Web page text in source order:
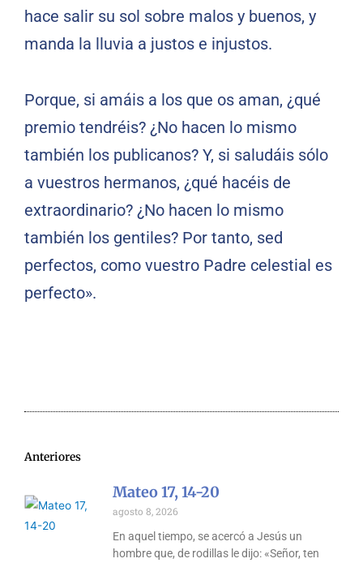
hace salir su sol sobre malos y buenos, y
manda la lluvia a justos e injustos.
Porque, si amáis a los que os aman, ¿qué
premio tendréis? ¿No hacen lo mismo
también los publicanos? Y, si saludáis sólo
a vuestros hermanos, ¿qué hacéis de
extraordinario? ¿No hacen lo mismo
también los gentiles? Por tanto, sed
perfectos, como vuestro Padre celestial es
perfecto».
Anteriores
Mateo 17, 14-20
agosto 8, 2026
En aquel tiempo, se acercó a Jesús un
hombre que, de rodillas le dijo: «Señor, ten